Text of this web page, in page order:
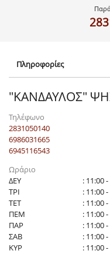
Πληροφορίες
"ΚΑΝΔΑΥΛΟΣ"
Τηλέφωνο
2831050140
6986031665
6945116543
Ωράριο
ΔΕΥ
: 11:00
ΤΡΙ
: 11:00
ΤΕΤ
: 11:00
ΠΕΜ
: 11:00
ΠΑΡ
: 11:00
ΣΑΒ
: 11:00
ΚΥΡ
: 11:00